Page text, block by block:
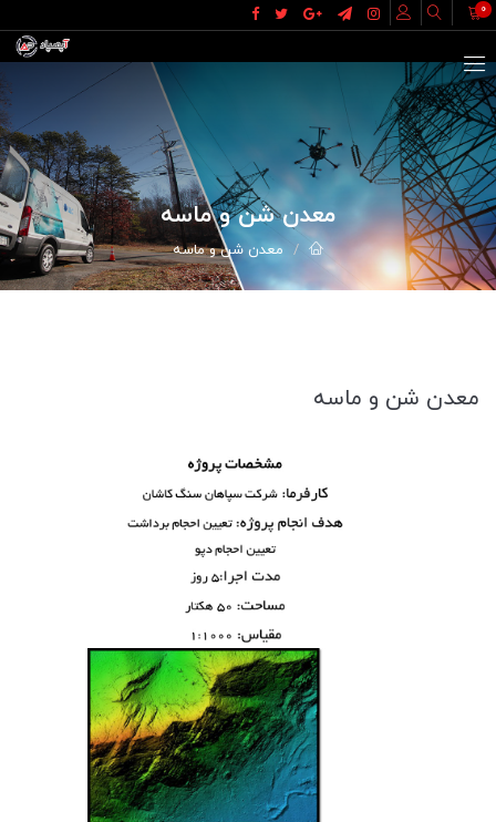
0
معدن شن و ماسه
معدن شن و ماسه
معدن شن و ماسه